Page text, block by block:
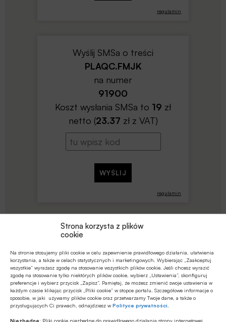
Strona korzysta z plików
cookie
Na stronie stosujemy pliki cookie w celu zapewnienie prawidłowego działania, ułatwienia
korzystania, a także w celach statystycznych i marketingowych. Wybierając „Zaakceptuj
wszystkie” wyrażasz zgodę na stosowanie wszystkich plików cookie. Jeśli chcesz wyrazić
zgodę na stosowanie tylko niektórych plików cookie, wybierz „Ustawienia”, skonfiguruj
preferencje i wybierz przycisk „Zapisz”. Pamiętaj, że możesz zmienić swoje ustawienia w
każdym czasie klikając przycisk „Pliki cookie” w stopce portalu. Szczegółowe informacje o
sposobie, w jaki używamy plików cookie oraz przetwarzamy Twoje dane, a także o
przysługujących Ci prawach, odnajdziesz wPolityce prywatności
Niezbędne: Pliki cookie niezbędne do prawidłowego działania strony internetowej,
regulamin
regulamin
Wyślij SMSa o treści
PLAQC.FMJK
na numer
91900
Koszt wysłania SMSa to 19 zł
netto (23.37 zł z VAT)
Udostępnij